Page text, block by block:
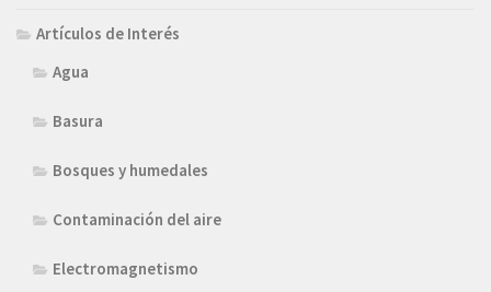
Artículos de Interés
Agua
Basura
Bosques y humedales
Contaminación del aire
Electromagnetismo